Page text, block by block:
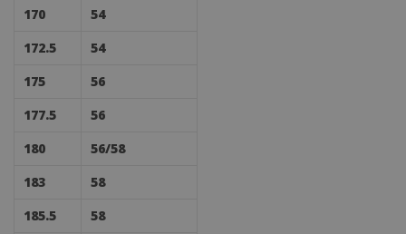
170
54
172.5
54
175
56
177.5
56
180
56/58
183
58
185.5
58